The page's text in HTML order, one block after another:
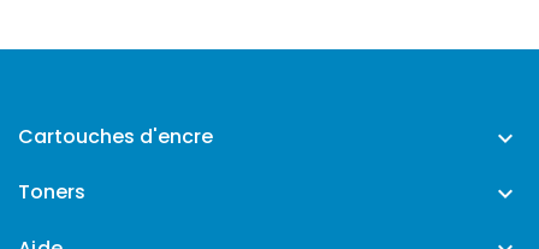
Cartouches d'encre 
Toners 